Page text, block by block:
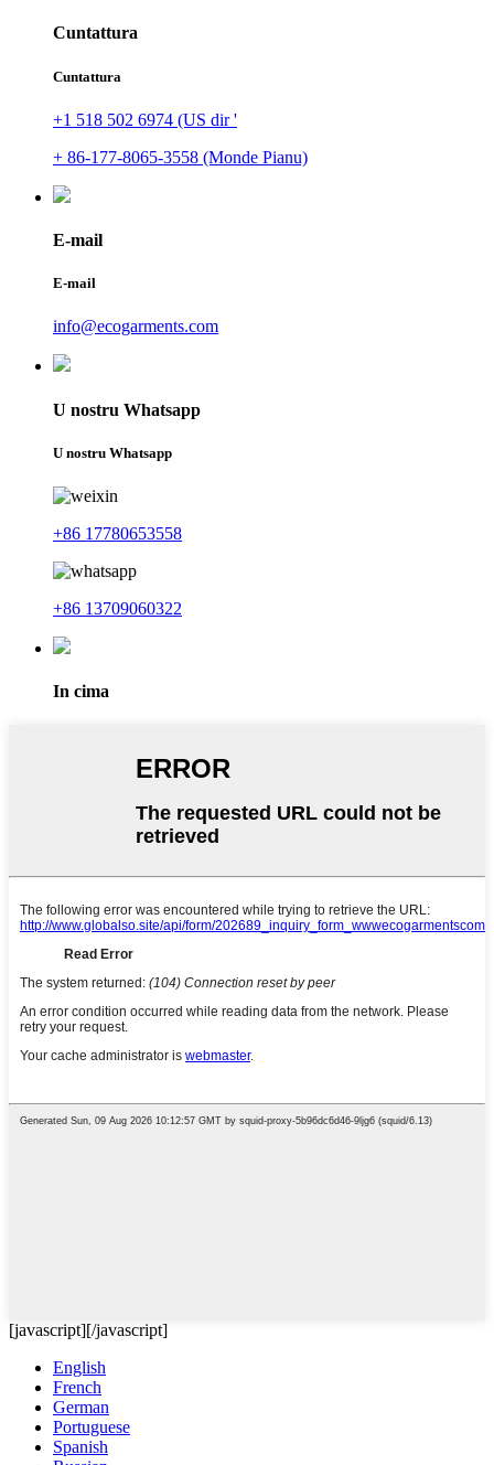
Cuntattura
Cuntattura
+1 518 502 6974 (US dir '
+ 86-177-8065-3558 (Monde Pianu)
E-mail
E-mail
info@ecogarments.com
U nostru Whatsapp
U nostru Whatsapp
+86 17780653558
+86 13709060322
In cima
[javascript] [/javascript]
English
French
German
Portuguese
Spanish